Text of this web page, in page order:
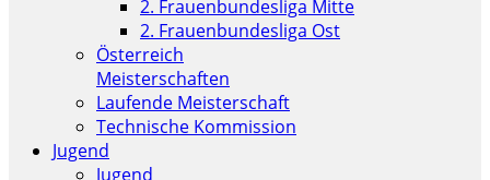
2. Frauenbundesliga Mitte
2. Frauenbundesliga Ost
Österreich
Meisterschaften
Laufende Meisterschaft
Technische Kommission
Jugend
Jugend